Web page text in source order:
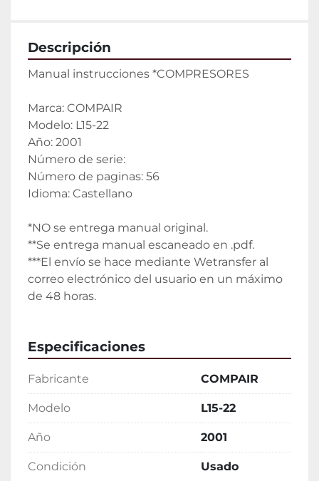
Descripción
Manual instrucciones *COMPRESORES
Marca: COMPAIR
Modelo: L15-22
Año: 2001
Número de serie:
Número de paginas: 56
Idioma: Castellano
*NO se entrega manual original.
**Se entrega manual escaneado en .pdf.
***El envío se hace mediante Wetransfer al
correo electrónico del usuario en un máximo
de 48 horas.
Especificaciones
Fabricante COMPAIR
Modelo L15-22
Año 2001
Condición Usado